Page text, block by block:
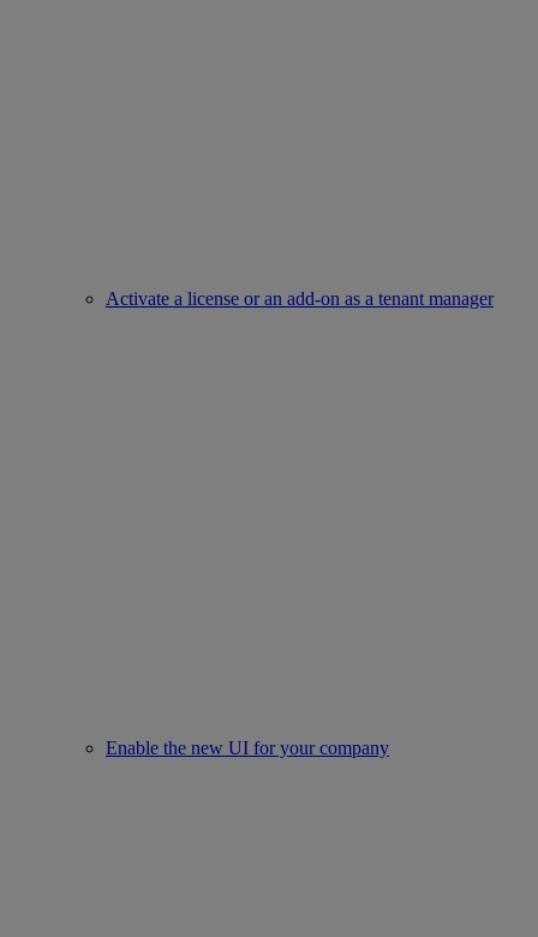
Activate a license or an add-on as a tenant manager
Enable the new UI for your company